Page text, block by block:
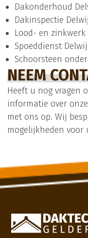
Dakonderhoud
Dakinspectie
Lood- en
Spoeddienst
Schoorsteen
NEEM
Heeft u nog vragen
informatie over
met ons op. Wij
mogelijkheden voor